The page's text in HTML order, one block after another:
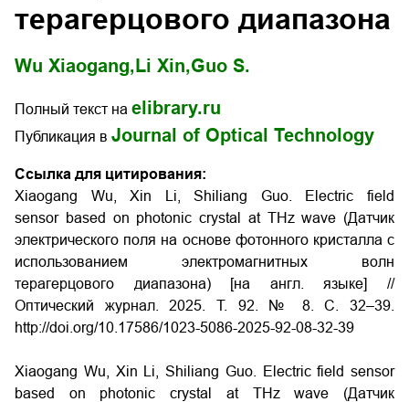
терагерцового диапазона
Wu Xiaogang, Li Xin,Guo S.
Полный текст на elibrary.ru
Публикация в Journal of Optical Technology
Ссылка для цитирования:
Xiaogang Wu, Xin Li, Shiliang Guo. Electric field
sensor based on photonic crystal at THz wave (Датчик
электрического поля на основе фотонного кристалла c
использованием электромагнитных волн
терагерцового диапазона) [на англ. языке] //
Оптический журнал. 2025. Т. 92. № 8. С. 32–39.
http://doi.org/10.17586/1023-5086-2025-92-08-32-39
Xiaogang Wu, Xin Li, Shiliang Guo. Electric field sensor
based on photonic crystal at THz wave (Датчик